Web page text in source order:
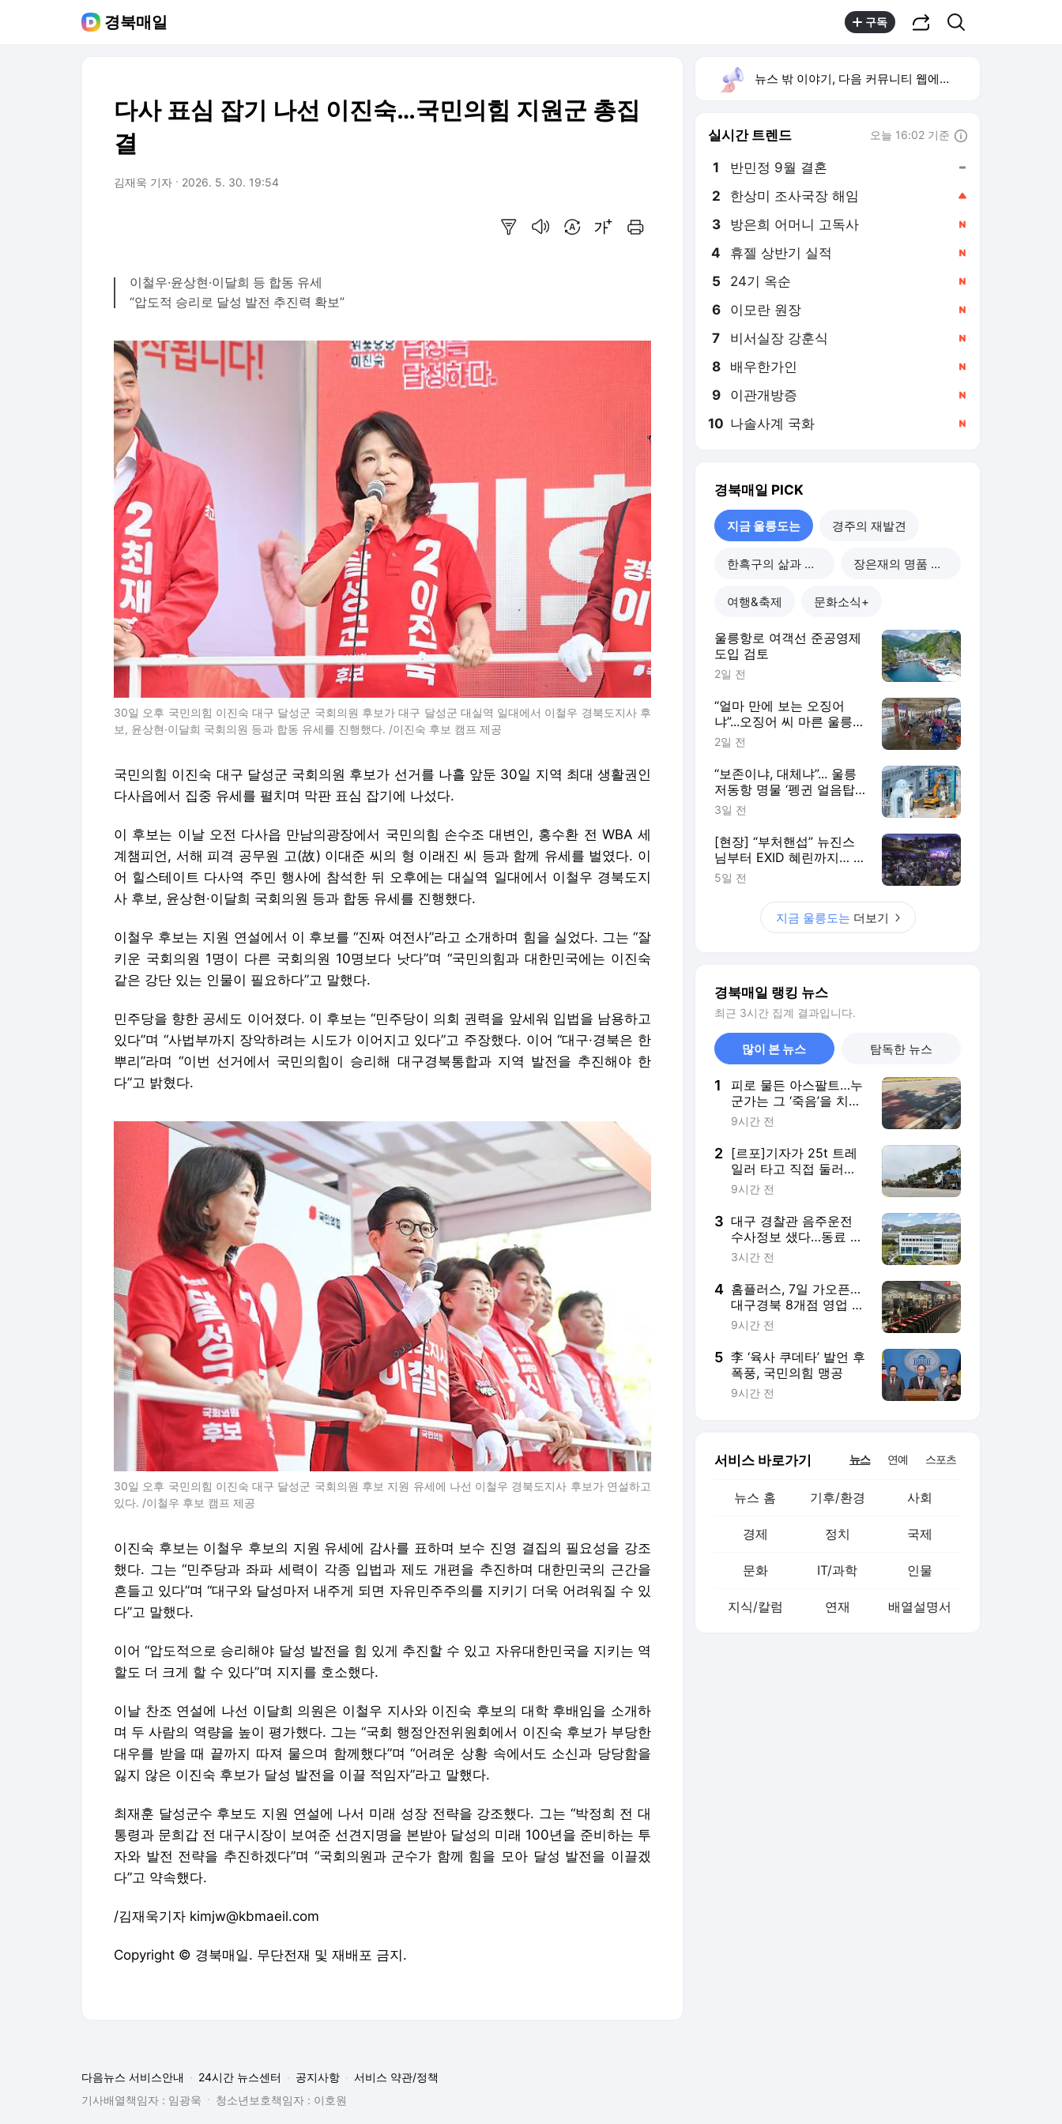
경북매일 구독
다사 표심 잡기 나선 이진숙…국민의힘 지원군 총집
결
김재욱 기자 2026. 5. 30. 19:54
이철우·윤상현·이달희 등 합동 유세
“압도적 승리로 달성 발전 추진력 확보”
30일 오후 국민의힘 이진숙 대구 달성군 국회의원 후보가 대구 달성군 대실역 일대에서 이철우 경북도지사 후
보, 윤상현·이달희 국회의원 등과 합동 유세를 진행했다. /이진숙 후보 캠프 제공
국민의힘 이진숙 대구 달성군 국회의원 후보가 선거를 나흘 앞둔 30일 지역 최대 생활권인
다사읍에서 집중 유세를 펼치며 막판 표심 잡기에 나섰다.
이 후보는 이날 오전 다사읍 만남의광장에서 국민의힘 손수조 대변인, 홍수환 전 WBA 세
계챔피언, 서해 피격 공무원 고(故) 이대준 씨의 형 이래진 씨 등과 함께 유세를 벌였다. 이
어 힐스테이트 다사역 주민 행사에 참석한 뒤 오후에는 대실역 일대에서 이철우 경북도지
사 후보, 윤상현·이달희 국회의원 등과 합동 유세를 진행했다.
이철우 후보는 지원 연설에서 이 후보를 “진짜 여전사”라고 소개하며 힘을 실었다. 그는 “잘
키운 국회의원 1명이 다른 국회의원 10명보다 낫다”며 “국민의힘과 대한민국에는 이진숙
같은 강단 있는 인물이 필요하다”고 말했다.
민주당을 향한 공세도 이어졌다. 이 후보는 “민주당이 의회 권력을 앞세워 입법을 남용하고
있다”며 “사법부까지 장악하려는 시도가 이어지고 있다”고 주장했다. 이어 “대구·경북은 한
뿌리”라며 “이번 선거에서 국민의힘이 승리해 대구경북통합과 지역 발전을 추진해야 한
다”고 밝혔다.
30일 오후 국민의힘 이진숙 대구 달성군 국회의원 후보 지원 유세에 나선 이철우 경북도지사 후보가 연설하고
있다. /이철우 후보 캠프 제공
이진숙 후보는 이철우 후보의 지원 유세에 감사를 표하며 보수 진영 결집의 필요성을 강조
했다. 그는 “민주당과 좌파 세력이 각종 입법과 제도 개편을 추진하며 대한민국의 근간을
흔들고 있다”며 “대구와 달성마저 내주게 되면 자유민주주의를 지키기 더욱 어려워질 수 있
다”고 말했다.
이어 “압도적으로 승리해야 달성 발전을 힘 있게 추진할 수 있고 자유대한민국을 지키는 역
할도 더 크게 할 수 있다”며 지지를 호소했다.
이날 찬조 연설에 나선 이달희 의원은 이철우 지사와 이진숙 후보의 대학 후배임을 소개하
며 두 사람의 역량을 높이 평가했다. 그는 “국회 행정안전위원회에서 이진숙 후보가 부당한
대우를 받을 때 끝까지 따져 물으며 함께했다”며 “어려운 상황 속에서도 소신과 당당함을
잃지 않은 이진숙 후보가 달성 발전을 이끌 적임자”라고 말했다.
최재훈 달성군수 후보도 지원 연설에 나서 미래 성장 전략을 강조했다. 그는 “박정희 전 대
통령과 문희갑 전 대구시장이 보여준 선견지명을 본받아 달성의 미래 100년을 준비하는 투
자와 발전 전략을 추진하겠다”며 “국회의원과 군수가 함께 힘을 모아 달성 발전을 이끌겠
다”고 약속했다.
/김재욱기자 kimjw@kbmaeil.com
Copyright © 경북매일. 무단전재 및 재배포 금지.
뉴스 밖 이야기, 다음 커뮤니티 웹에서 보기
실시간 트렌드 오늘 16:02 기준
1 반민정 9월 결혼
2 한상미 조사국장 해임
3 방은희 어머니 고독사
4 휴젤 상반기 실적
5 24기 옥순
6 이모란 원장
7 비서실장 강훈식
8 배우한가인
9 이관개방증
10 나솔사계 국화
경북매일 PICK
지금 울릉도는 경주의 재발견
한흑구의 삶과 문학 장은재의 명품 노거수
여행&축제 문화소식+
울릉항로 여객선 준공영제
도입 검토
2일 전
“얼마 만에 보는 오징어
냐”...오징어 씨 마른 울릉에
하루 3천여만원 위판돼 모
2일 전
“보존이냐, 대체냐”... 울릉
저동항 명물 ‘펭귄 얼음탑’
1기 철거, 남은 1기 두고 ‘이
3일 전
[현장] “부처핸섭” 뉴진스
님부터 EXID 혜린까지… 찜
통더위 날린 ‘제37회 울릉
5일 전
지금 울릉도는 더보기
경북매일 랭킹 뉴스
최근 3시간 집계 결과입니다.
많이 본 뉴스 탐독한 뉴스
1
피로 물든 아스팔트…누
군가는 그 ‘죽음’을 치운
다
9시간 전
2 [르포]기자가 25t 트레
일러 타고 직접 둘러본
포항 철강산단 주요 도
곳 ‘물류 걸림돌’
9시간 전
3 대구 경찰관 음주운전
수사정보 샜다…동료 등
2명 공무상비밀누설 입
3시간 전
4 홈플러스, 7일 가오픈…
대구경북 8개점 영업 재
개
9시간 전
5 李 ‘육사 쿠데타’ 발언 후
폭풍, 국민의힘 맹공
9시간 전
서비스 바로가기 뉴스 연예 스포츠
뉴스 홈 기후/환경 사회
경제 정치 국제
문화 IT/과학 인물
지식/칼럼 연재 배열설명서
다음뉴스 서비스안내 24시간 뉴스센터 공지사항
서비스 약관/정책
기사배열책임자 : 임광욱
청소년보호책임자 : 이호원